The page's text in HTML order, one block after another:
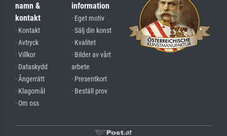
namn &
kontakt
· Kontakt
· Avtryck
· Villkor
· Dataskydd
· Ångerrätt
· Klagomål
· Om oss
information
· Eget motiv
· Sälj din konst
· Kvalitet
· Bilder av vårt
arbete
· Presentkort
· Beställ prov